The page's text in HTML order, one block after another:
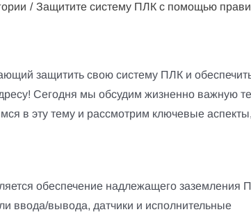
Защитите систему ПЛК с помощью
защитить свою систему ПЛК и
Сегодня мы обсудим жизненно важную
в эту тему и рассмотрим ключевые аспекты,
обеспечение надлежащего заземления
ввода/вывода, датчики и исполнительные